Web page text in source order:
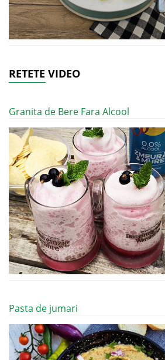
RETETE VIDEO
Granita de Bere Fara Alcool
Pasta de jumari